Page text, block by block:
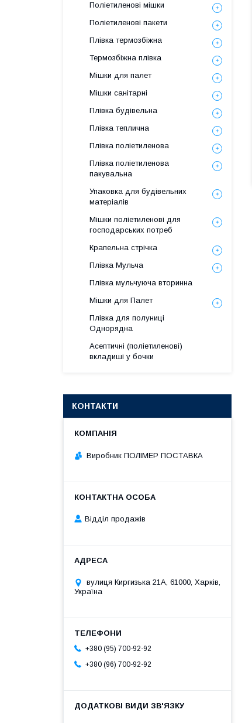
Поліетиленові мішки
Поліетиленові пакети
Плівка термозбіжна
Термозбіжна плівка
Мішки для палет
Мішки санітарні
Плівка будівельна
Плівка теплична
Плівка поліетиленова
Плівка поліетиленова
пакувальна
Упаковка для будівельних
матеріалів
Мішки поліетиленові для
господарських потреб
Крапельна стрічка
Плівка Мульча
Плівка мульчуюча вторинна
Мішки для Палет
Плівка для полуниці
Однорядна
Асептичні (поліетиленові)
вкладиші у бочки
КОНТАКТИ
Виробник ПОЛІМЕР ПОСТАВКА
Відділ продажів
вулиця Киргизька 21А, 61000, Харків,
Україна
+380 (95) 700-92-92
+380 (96) 700-92-92